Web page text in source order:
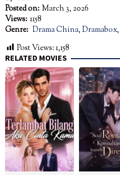
Posted on: March 3, 2026
Views: 1158
Genre: Drama China,Dramabox,
Post Views:1,158
RELATED MOVIES